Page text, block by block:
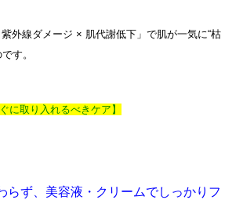
外線ダメージ × 肌代謝低下」で肌が一気に“枯
す。
に取り入れるべきケア】
らず、美容液・クリームでしっかりフ